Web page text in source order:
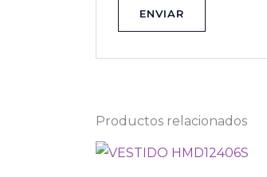
Productos relacionados